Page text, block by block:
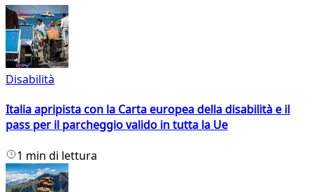
Disabilità
Italia apripista con la Carta europea della disabilità e il
pass per il parcheggio valido in tutta la Ue
1 min di lettura